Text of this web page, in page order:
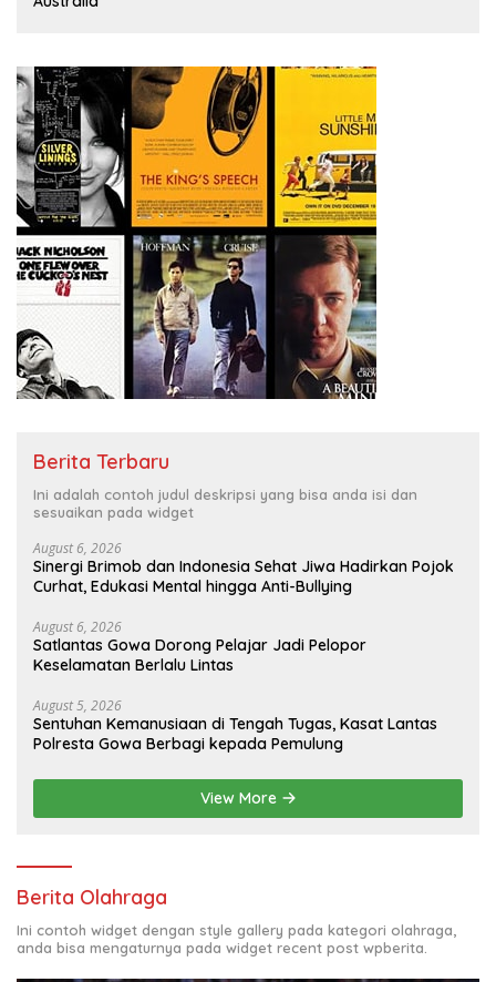
Berita Terbaru
Ini adalah contoh judul deskripsi yang bisa anda isi dan
sesuaikan pada widget
August 6, 2026
Sinergi Brimob dan Indonesia Sehat Jiwa Hadirkan Pojok
Curhat, Edukasi Mental hingga Anti-Bullying
August 6, 2026
Satlantas Gowa Dorong Pelajar Jadi Pelopor
Keselamatan Berlalu Lintas
August 5, 2026
Sentuhan Kemanusiaan di Tengah Tugas, Kasat Lantas
Polresta Gowa Berbagi kepada Pemulung
View More
Berita Olahraga
Ini contoh widget dengan style gallery pada kategori olahraga,
anda bisa mengaturnya pada widget recent post wpberita.